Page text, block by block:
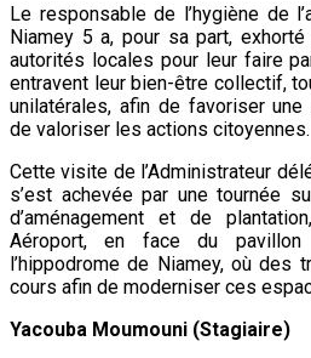
Le responsable de l’hygiène de
Niamey 5 a, pour sa part,
autorités locales pour leur faire
entravent leur bien-être collectif,
unilatérales, afin de favoriser
de valoriser les actions citoyennes.
Cette visite de l’Administrateur
s’est achevée par une tournée
d’aménagement et de
Aéroport, en face du pavillon
l’hippodrome de Niamey, où des
cours afin de moderniser ces
Yacouba Moumouni (Stagiaire)